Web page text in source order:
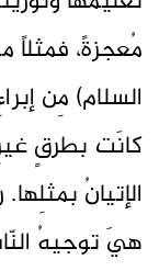
مُعجزةً،
السلام) مِن
كانَت بطرقٍ
الإتيانُ
هيَ توجيهُ